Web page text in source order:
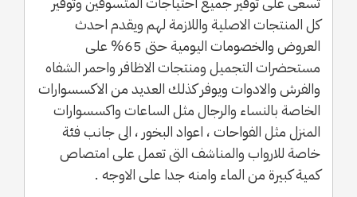
كل المنتجات الاصلية واللازمة لهم ويقدم احدث
العروض والخصومات اليومية حتى 65% على
مستحضرات التجميل ومنتجات الاظافر واحمر الشفاه
والفرش والادوات ويوفر كذلك العديد من الاكسسوارات
الخاصة بالنساء والرجال مثل الساعات واكسسوارات
المنزل مثل الفواحات ، اعواد البخور ، الى جانب فئة
خاصة للارواب والمناشف التى تعمل على امتصاص
كمية كبيرة من الماء وامنه جدا على الاوجه .